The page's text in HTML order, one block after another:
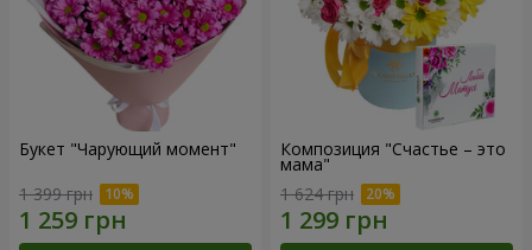
Букет "Чарующий момент"
1 399 грн
Композиция "Счастье – это
мама"
1 624 грн